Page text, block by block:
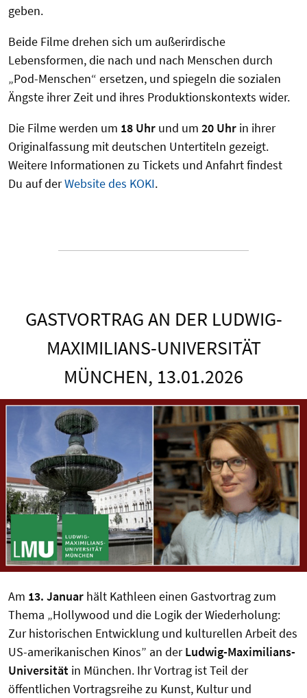
geben.
Beide Filme drehen sich um außerirdische
Lebensformen, die nach und nach Menschen durch
„Pod-Menschen“ ersetzen, und spiegeln die sozialen
Ängste ihrer Zeit und ihres Produktionskontexts wider.
Die Filme werden um 18 Uhr und um 20 Uhr in ihrer
Originalfassung mit deutschen Untertiteln gezeigt.
Weitere Informationen zu Tickets und Anfahrt findest
Du auf derWebsite des KOKI.
GASTVORTRAG AN DER LUDWIG-
MAXIMILIANS-UNIVERSITÄT
MÜNCHEN, 13.01.2026
Am 13. Januar hält Kathleen einen Gastvortrag zum
Thema „Hollywood und die Logik der Wiederholung:
Zur historischen Entwicklung und kulturellen Arbeit des
US-amerikanischen Kinos” an derLudwig-Maximilians-
Universität in München. Ihr Vortrag ist Teil der
öffentlichen Vortragsreihe zu Kunst, Kultur und